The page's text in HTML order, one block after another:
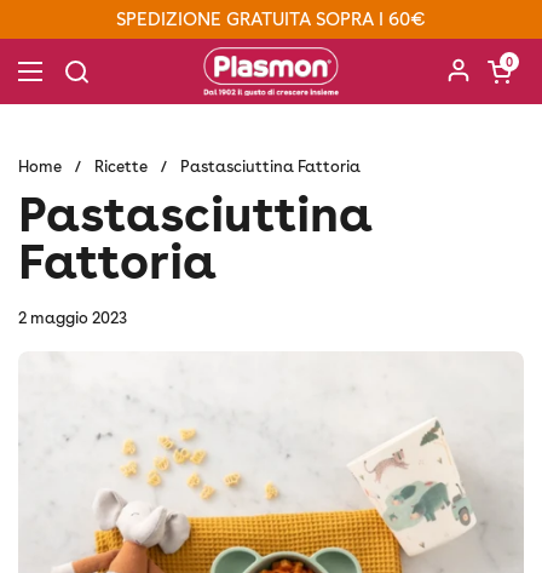
Passa ai contenutiSPEDIZIONE GRATUITA SOPRA I 60€
Apri menu
Apri
0
Home / Ricette / Pastasciuttina Fattoria
Pastasciuttina
Fattoria
2 maggio 2023